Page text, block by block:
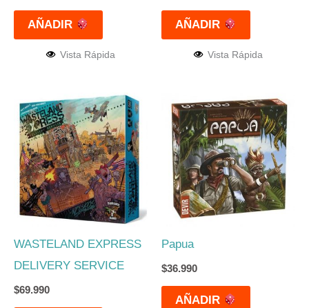
AÑADIR
Vista Rápida
AÑADIR
Vista Rápida
WASTELAND EXPRESS
DELIVERY SERVICE
$69.990
Papua
$36.990
AÑADIR